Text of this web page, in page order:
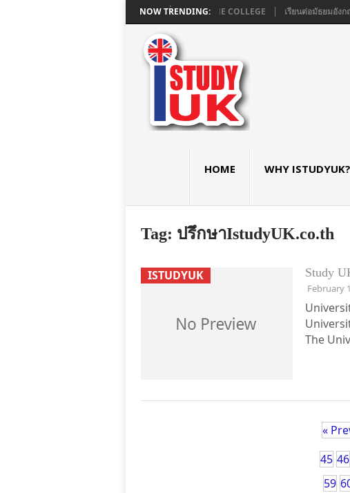
NOW TRENDING:
งกฤษ GCSE และ A LEVEL ใน LONDON ที่ ASHBOURNE COLLEGE เรียนต่อมัธยมอังกฤ
HOME WHY ISTUDYUK?
Tag: ปรึกษาIstudyUK.co.th
ISTUDYUK Study
February
The
«
45 46
59